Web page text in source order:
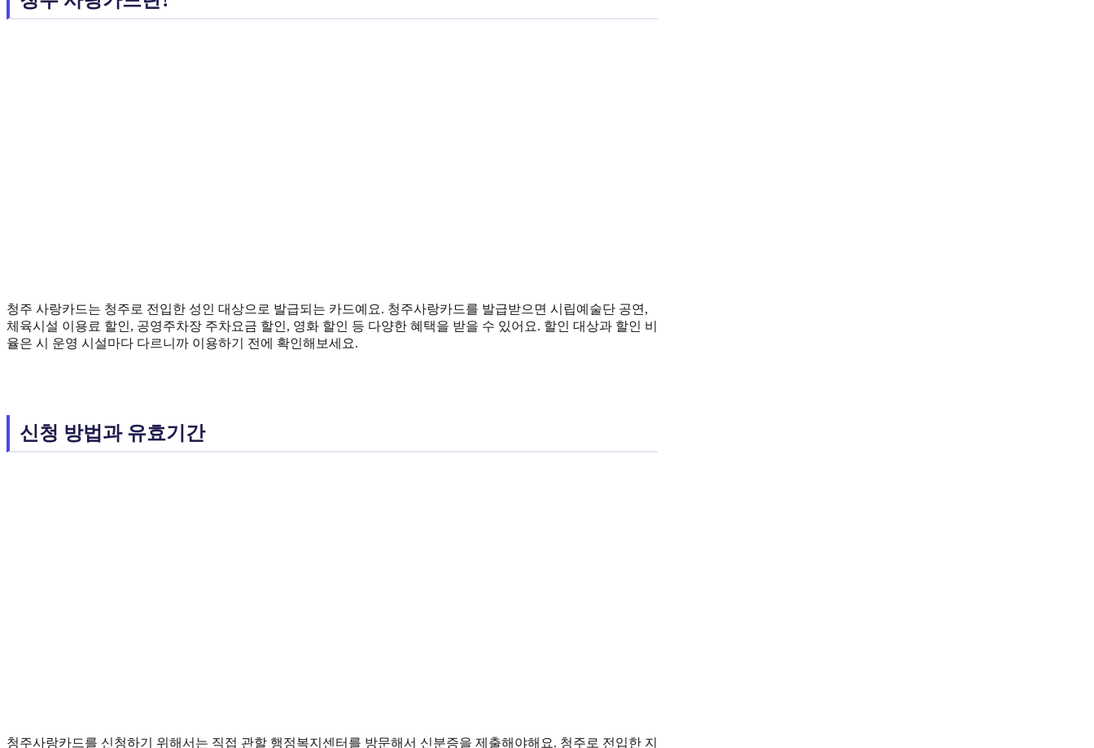
청주 사랑카드는 청주로 전입한 성인 대상으로 발급되는 카드예요. 청주사랑카드를 발급받으면 시립예술단 공연,
체육시설 이용료 할인, 공영주차장 주차요금 할인, 영화 할인 등 다양한 혜택을 받을 수 있어요. 할인 대상과 할인 비
율은 시 운영 시설마다 다르니까 이용하기 전에 확인해보세요.
신청 방법과 유효기간
청주사랑카드를 신청하기 위해서는 직접 관할 행정복지센터를 방문해서 신분증을 제출해야해요. 청주로 전입한 지